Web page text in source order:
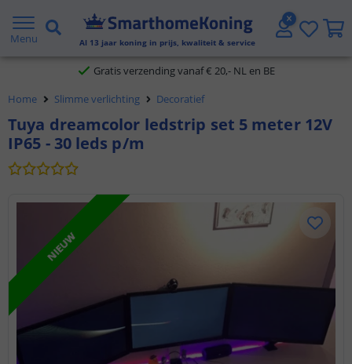
Menu Al 13 jaar koning in prijs, kwaliteit & service
2 jaar garantie
Gratis verzending vanaf € 20,- NL en BE
Klantbeoordeling 9.1
Voor 23:45 uur besteld,
Home Slimme verlichting Decoratief
Tuya dreamcolor ledstrip set 5 meter 12V
IP65 - 30 leds p/m
NIEUW